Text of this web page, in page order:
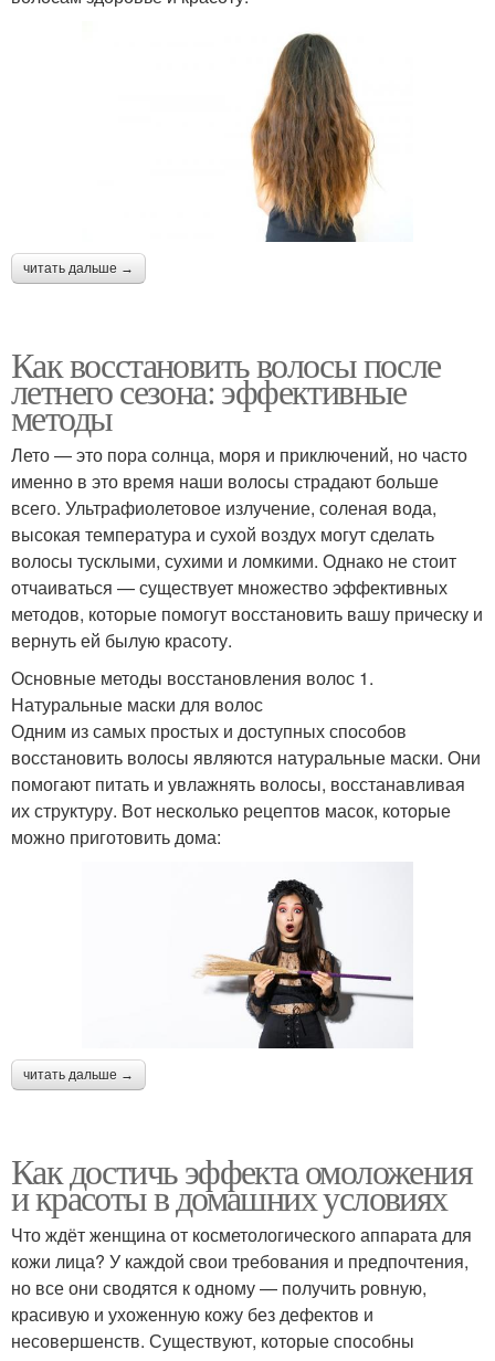
читать дальше →
Как восстановить волосы после
летнего сезона: эффективные
методы
Лето — это пора солнца, моря и приключений, но часто
именно в это время наши волосы страдают больше
всего. Ультрафиолетовое излучение, соленая вода,
высокая температура и сухой воздух могут сделать
волосы тусклыми, сухими и ломкими. Однако не стоит
отчаиваться — существует множество эффективных
методов, которые помогут восстановить вашу прическу и
вернуть ей былую красоту.
Основные методы восстановления волос 1.
Натуральные маски для волос
Одним из самых простых и доступных способов
восстановить волосы являются натуральные маски. Они
помогают питать и увлажнять волосы, восстанавливая
их структуру. Вот несколько рецептов масок, которые
можно приготовить дома:
читать дальше →
Как достичь эффекта омоложения
и красоты в домашних условиях
Что ждёт женщина от косметологического аппарата для
кожи лица? У каждой свои требования и предпочтения,
но все они сводятся к одному — получить ровную,
красивую и ухоженную кожу без дефектов и
несовершенств. Существуют, которые способны